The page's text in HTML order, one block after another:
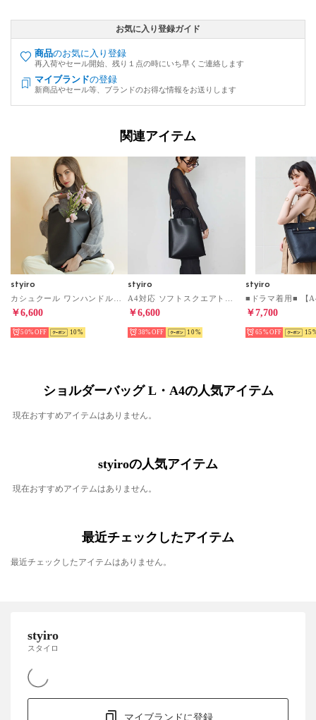
お気に入り登録ガイド
商品のお気に入り登録
再入荷やセール開始、残り１点の時にいち早くご連絡します
マイブランドの登録
新商品やセール等、ブランドのお得な情報をお送りします
関連アイテム
styiro
￥6,600
50% 10
styiro
￥6,600
38% 10
styiro
￥7,700
65% 15
ショルダーバッグ L・A4の人気アイテム
現在おすすめアイテムはありません。
styiroの人気アイテム
現在おすすめアイテムはありません。
最近チェックしたアイテム
最近チェックしたアイテムはありません。
styiro
スタイロ
マイブランドに登録